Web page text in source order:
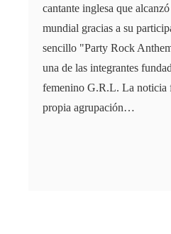
cantante inglesa que
mundial gracias a su
sencillo "Party Rock
una de las integrantes
femenino G.R.L. La noticia
propia agrupación…